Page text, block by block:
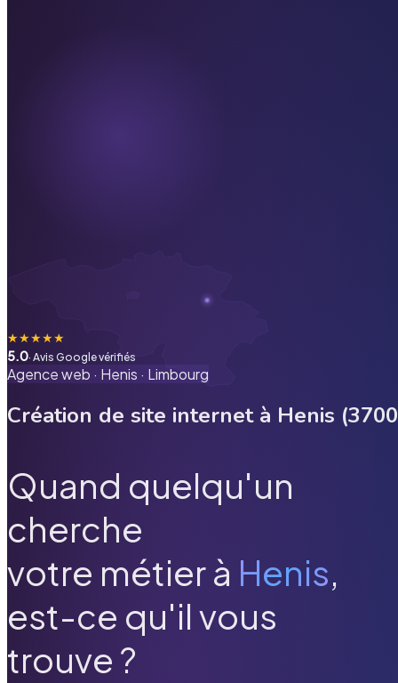
★★★★★
5.0· Avis Google vérifiés
Agence web · Henis · Limbourg
Création de site internet à Henis (3700
Quand quelqu'un
cherche
votre métier à Henis,
est-ce qu'il vous
trouve ?